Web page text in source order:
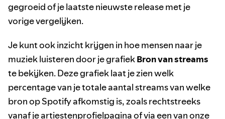
gegroeid of je laatste nieuwste release met je
vorige vergelijken.
Je kunt ook inzicht krijgen in hoe mensen naar je
muziek luisteren door je grafiekBron van streams
te bekijken. Deze grafiek laat je zien welk
percentage van je totale aantal streams van welke
bron op Spotify afkomstig is, zoals rechtstreeks
vanaf je artiestenprofielpagina of via een van onze